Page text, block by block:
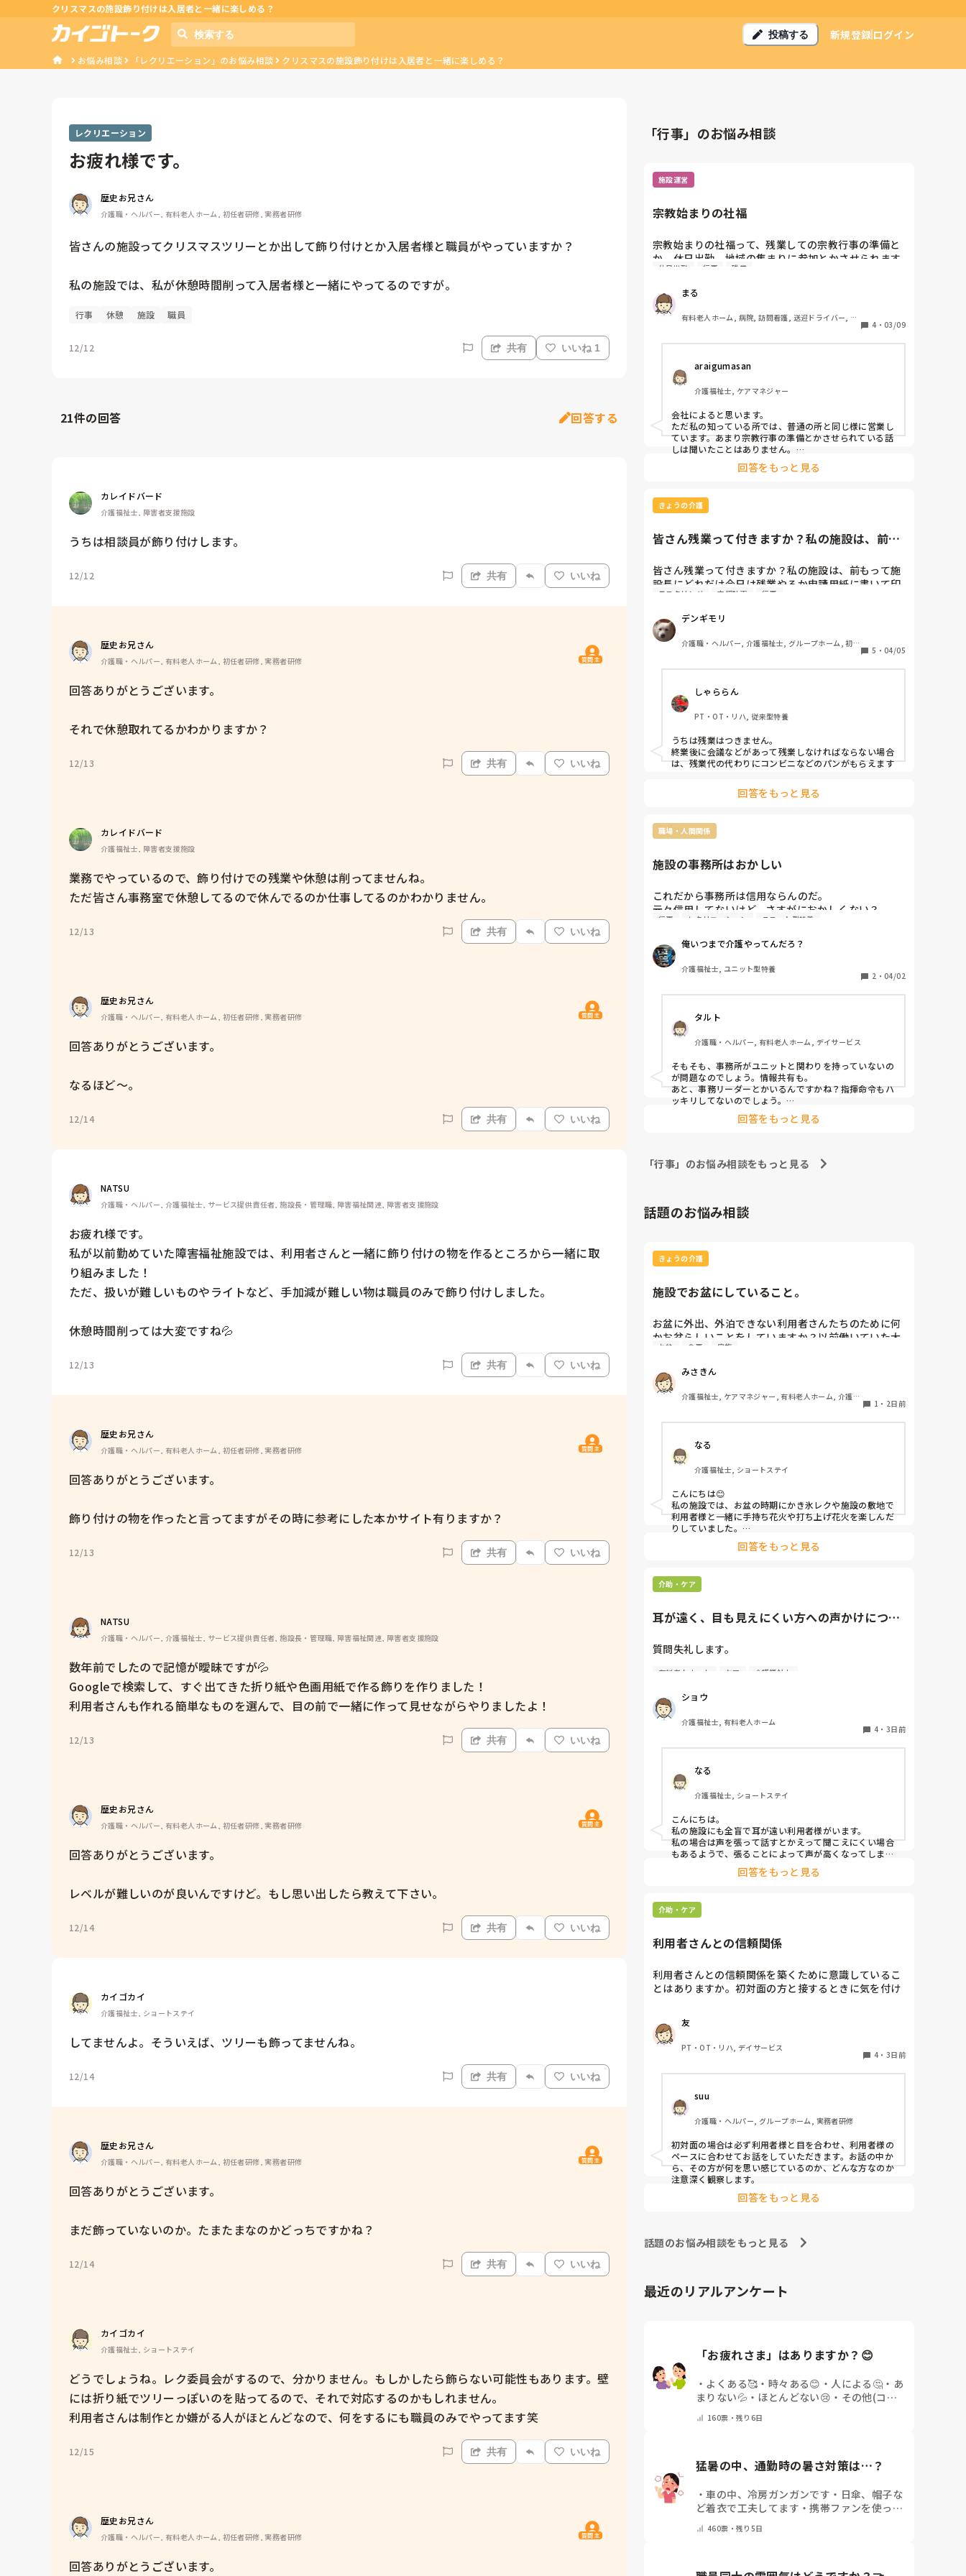
クリスマスの施設飾り付けは入居者と一緒に楽しめる？
投稿する 新規登録ログイン
お悩み相談 「レクリエーション」のお悩み相談 クリスマスの施設飾り付けは入居者と一緒に楽しめる？
レクリエーション
お疲れ様です。
歴史お兄さん
介護職・ヘルパー, 有料老人ホーム, 初任者研修, 実務者研修
皆さんの施設ってクリスマスツリーとか出して飾り付けとか入居者様と職員がやっていますか？
私の施設では、私が休憩時間削って入居者様と一緒にやってるのですが。
行事 休憩 施設 職員
12/12 共有 いいね 1
21件の回答 回答する
カレイドバード
介護福祉士, 障害者支援施設
うちは相談員が飾り付けします。
12/12 共有 いいね
歴史お兄さん
介護職・ヘルパー, 有料老人ホーム, 初任者研修, 実務者研修 質問主
回答ありがとうございます。
それで休憩取れてるかわかりますか？
12/13 共有 いいね
カレイドバード
介護福祉士, 障害者支援施設
業務でやっているので、飾り付けでの残業や休憩は削ってませんね。
ただ皆さん事務室で休憩してるので休んでるのか仕事してるのかわかりません。
12/13 共有 いいね
歴史お兄さん
介護職・ヘルパー, 有料老人ホーム, 初任者研修, 実務者研修 質問主
回答ありがとうございます。
なるほど～。
12/14 共有 いいね
NATSU
介護職・ヘルパー, 介護福祉士, サービス提供責任者, 施設長・管理職, 障害福祉関連, 障害者支援施設
お疲れ様です。
私が以前勤めていた障害福祉施設では、利用者さんと一緒に飾り付けの物を作るところから一緒に取
り組みました！
ただ、扱いが難しいものやライトなど、手加減が難しい物は職員のみで飾り付けしました。
休憩時間削っては大変ですね💦
12/13 共有 いいね
歴史お兄さん
介護職・ヘルパー, 有料老人ホーム, 初任者研修, 実務者研修 質問主
回答ありがとうございます。
飾り付けの物を作ったと言ってますがその時に参考にした本かサイト有りますか？
12/13 共有 いいね
NATSU
介護職・ヘルパー, 介護福祉士, サービス提供責任者, 施設長・管理職, 障害福祉関連, 障害者支援施設
数年前でしたので記憶が曖昧ですが💦
Googleで検索して、すぐ出てきた折り紙や色画用紙で作る飾りを作りました！
利用者さんも作れる簡単なものを選んで、目の前で一緒に作って見せながらやりましたよ！
12/13 共有 いいね
歴史お兄さん
介護職・ヘルパー, 有料老人ホーム, 初任者研修, 実務者研修 質問主
回答ありがとうございます。
レベルが難しいのが良いんですけど。もし思い出したら教えて下さい。
12/14 共有 いいね
カイゴカイ
介護福祉士, ショートステイ
してませんよ。そういえば、ツリーも飾ってませんね。
12/14 共有 いいね
歴史お兄さん
介護職・ヘルパー, 有料老人ホーム, 初任者研修, 実務者研修 質問主
回答ありがとうございます。
まだ飾っていないのか。たまたまなのかどっちですかね？
12/14 共有 いいね
カイゴカイ
介護福祉士, ショートステイ
どうでしょうね。レク委員会がするので、分かりません。もしかしたら飾らない可能性もあります。壁
には折り紙でツリーっぽいのを貼ってるので、それで対応するのかもしれません。
利用者さんは制作とか嫌がる人がほとんどなので、何をするにも職員のみでやってます笑
12/15 共有 いいね
歴史お兄さん
介護職・ヘルパー, 有料老人ホーム, 初任者研修, 実務者研修 質問主
回答ありがとうございます。
「行事」のお悩み相談
施設運営
宗教始まりの社福
宗教始まりの社福って、残業しての宗教行事の準備と
か、休日出勤、地域の集まりに参加とかさせられます
か？
強制でなくとも無言の圧とか馴れ合いとか、仕事の一
環にされるのがすごい嫌だ
休日出勤 行事 残業
まる
有料老人ホーム, 病院, 訪問看護, 送迎ドライバー, 無
4 ・ 03/09
araigumasan
介護福祉士, ケアマネジャー
会社によると思います。
ただ私の知っている所では、普通の所と同じ様に営業し
ています。あまり宗教行事の準備とかさせられている話
しは聞いたことはありません。
サービス残業とか聞いたこともありませんし、社福で組
合がある所ならそういう事はさせてないと思います。
回答をもっと見る
きょうの介護
皆さん残業って付きますか？私の施設は、前も
皆さん残業って付きますか？私の施設は、前もって施
設長にどれだけ今日は残業やるか申請用紙に書いて印
鑑押してもらってからやります。年間１３０時間が基
準らしいです。今年は残業頑張っちゃおうかなあと思
ってます。残業といっても、パソコン入力とか書類作
成、今後の行事予定、モニタリング、支援計画作成、
広報担当の仕事など、パソコン弄りが主体なんですけ
ど。
モニタリング 支援計画 行事
デンギモリ
介護職・ヘルパー, 介護福祉士, グループホーム, 初任
5 ・ 04/05
しゃららん
PT・OT・リハ, 従来型特養
うちは残業はつきません。
終業後に会議などがあって残業しなければならない場合
は、残業代の代わりにコンビニなどのパンがもらえます
回答をもっと見る
職場・人間関係
施設の事務所はおかしい
これだから事務所は信用ならんのだ。
元々信用してないけど、さすがにおかしくない？
先月から花見レクとして、どのユニットの誰がいつい
つ花見レク参加で、事務所何名とユニット職員1名で
って書いてある用紙が全ユニットと事務所へ配布され
てるわけなのに。
あるからできません」
って内線きてマジビックリ。
先月から決まってたことが遂行できないことが謎。日
にちも決まってるのに配置人数が備わってないことも
謎。やる気あるんかこいつらは。
結局半日で帰る予定だった相談員が急遽残ってくれて
午後花見レク実施することになった。
しすぎてもうヘトヘトですけどね( ´-ω-)
こういうことあるのすごく謎。やるんだか、やらない
んだかどっちつかずでユニットに連絡来るの遅いし、
行事 レクリエーション ユニット型特養
俺いつまで介護やってんだろ？
介護福祉士, ユニット型特養
2 ・ 04/02
タルト
介護職・ヘルパー, 有料老人ホーム, デイサービス
そもそも、事務所がユニットと関わりを持っていないの
が問題なのでしょう。情報共有も。
あと、事務リーダーとかいるんですかね？指揮命令もハ
ッキリしてないのでしょう。
どこもそうですよね。
なかったり、職務内容を知らなくてあっちゃこっちゃた
らい回しで行かされたり…あるあるです。
回答をもっと見る
「行事」のお悩み相談をもっと見る
話題のお悩み相談
きょうの介護
施設でお盆にしていること。
お盆に外出、外泊できない利用者さんたちのために何
かお盆らしいことをしていますか？以前働いていた大
きな施設では実際に住職さんを呼びご焼香できるよう
は、食事内容が変わる、家族が面会に来る…などでし
た。お盆まであと少しです。何かしていることがあれ
ばぜひシェアよろしくお願いします。
お盆 食事 家族
みさきん
介護福祉士, ケアマネジャー, 有料老人ホーム, 介護老
1 ・ 2日前
なる
介護福祉士, ショートステイ
こんにちは😊
私の施設では、お盆の時期にかき氷レクや施設の敷地で
利用者様と一緒に手持ち花火や打ち上げ花火を楽しんだ
りしていました。
みさきんさんの住職さんを呼んでご焼香できる機会があ
るのは利用者様にとっても良い経験にもなりますね！
回答をもっと見る
介助・ケア
耳が遠く、目も見えにくい方への声かけについ
質問失礼します。
耳が遠く、目もあまり見えていない利用者様への声か
現在、私は「大きな声で、ゆっくり耳元でお話しす
る」という方法で対応しています。
聞き取れると安心していただける方なので何とか理解
してもらっているのですが、毎日のことなのでかなり
みなさんの職場で、このような方と関わる際に工夫し
ていることや、喉に負担をかけずに意思疎通ができる
良い方法などがあればぜひ教えていただきたいです。
よろしくお願いします。
有料老人ホーム ケア 介護福祉士
ショウ
介護福祉士, 有料老人ホーム
4 ・ 3日前
なる
介護福祉士, ショートステイ
こんにちは。
私の施設にも全盲で耳が遠い利用者様がいます。
私の場合は声を張って話すとかえって聞こえにくい場合
もあるようで、張ることによって声が高くなってしまい
聞こえにくいのだと思います。その為少しトーンを落と
し話しかけるようにしています。
回答をもっと見る
介助・ケア
利用者さんとの信頼関係
利用者さんとの信頼関係を築くために意識しているこ
とはありますか。初対面の方と接するときに気を付け
友
PT・OT・リハ, デイサービス
4 ・ 3日前
suu
介護職・ヘルパー, グループホーム, 実務者研修
初対面の場合は必ず利用者様と目を合わせ、利用者様の
ペースに合わせてお話をしていただきます。お話の中か
ら、その方が何を思い感じているのか、どんな方なのか
注意深く観察します。
回答をもっと見る
話題のお悩み相談をもっと見る
最近のリアルアンケート
「お疲れさま」はありますか？😊
・ よくある🥰 ・ 時々ある😊 ・ 人による🤔 ・ あ
まりない💦 ・ ほとんどない😢 ・ その他(コメ
160票・残り6日
猛暑の中、通勤時の暑さ対策は…？
・車の中、冷房ガンガンです ・ 日傘、帽子な
ど着衣で工夫してます ・携帯ファンを使って
対策はしていません
460票・残り5日